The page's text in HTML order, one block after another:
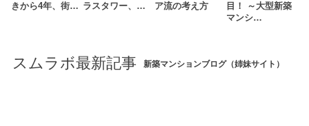
きから4年、街… ラスタワー、…
ア流の考え方
目！ ～大型新築
マンシ…
スムラボ最新記事 新築マンションブログ（姉妹サイト）